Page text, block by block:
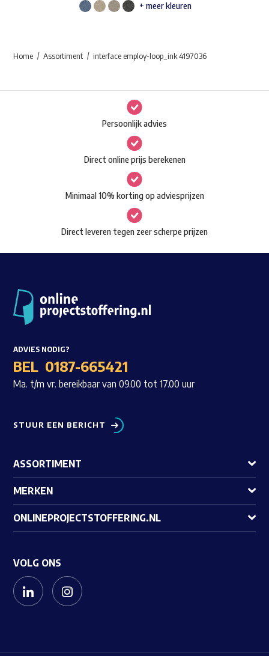
Waar ben je naar op zoek?
Dit
meerdere
Deze
optie
kan
gekozen
worden
op
de
productpagina
+ meer kleuren
Home Assortiment interface employ-loop_ink 4197036
Persoonlijk advies
Direct online prijs berekenen
Minimaal 10% korting op adviesprijzen
Direct leveren tegen zeer scherpe prijzen
ADVIES NODIG?
BEL 0187-665421
Ma. t/m vr. bereikbaar van 09.00 tot 17.00 uur
STUUR EEN BERICHT
ASSORTIMENT
MERKEN
ONLINEPROJECTSTOFFERING.NL
VOLG ONS